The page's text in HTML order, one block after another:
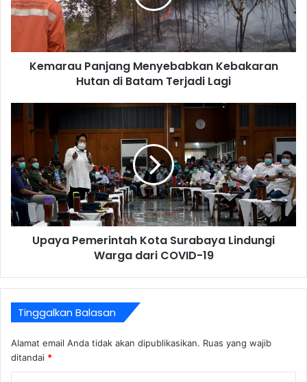
Kemarau Panjang Menyebabkan Kebakaran
Hutan di Batam Terjadi Lagi
Upaya Pemerintah Kota Surabaya Lindungi
Warga dari COVID-19
Tinggalkan Balasan
Alamat email Anda tidak akan dipublikasikan. Ruas yang wajib
ditandai *